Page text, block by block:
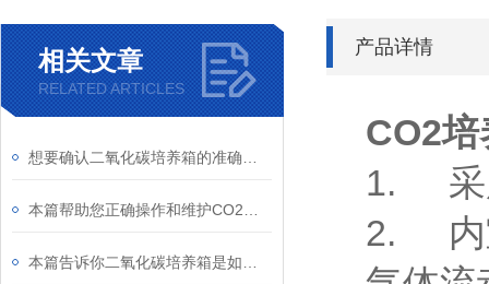
相关文章
RELATED ARTICLES
产品详情
CO2
1.
2.